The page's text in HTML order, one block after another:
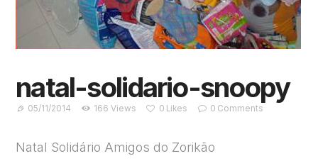
natal-solidario-snoopy
05/11/2014 166 Views 0 Likes 0 Comments
Natal Solidário Amigos do Zorikão